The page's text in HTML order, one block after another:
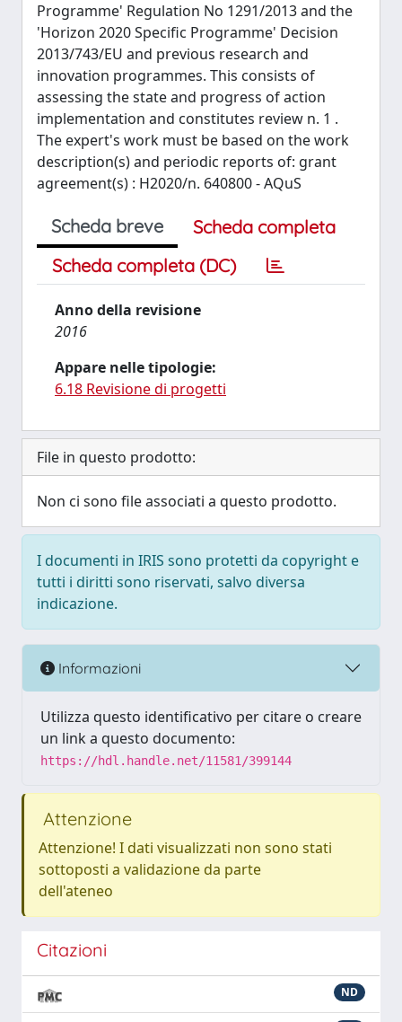
Programme' Regulation No 1291/2013 and the
'Horizon 2020 Specific Programme' Decision
2013/743/EU and previous research and
innovation programmes. This consists of
assessing the state and progress of action
implementation and constitutes review n. 1 .
The expert's work must be based on the work
description(s) and periodic reports of: grant
agreement(s) : H2020/n. 640800 - AQuS
Scheda breve
Scheda completa
Scheda completa (DC)
Anno della revisione
2016
Appare nelle tipologie:
6.18 Revisione di progetti
File in questo prodotto:
Non ci sono file associati a questo prodotto.
I documenti in IRIS sono protetti da copyright e
tutti i diritti sono riservati, salvo diversa
indicazione.
Informazioni
Utilizza questo identificativo per citare o creare
un link a questo documento:
https://hdl.handle.net/11581/399144
Attenzione
Attenzione! I dati visualizzati non sono stati
sottoposti a validazione da parte
dell'ateneo
Citazioni
ND